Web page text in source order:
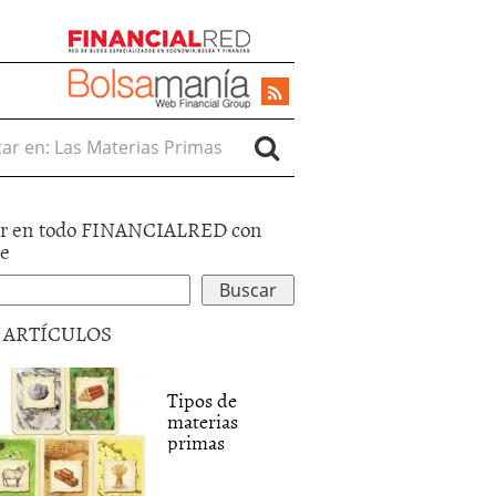
en:
en todo FINANCIALRED con
ARTÍCULOS
Tipos de
materias
primas